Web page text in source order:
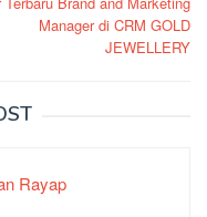
Manager di CRM GOLD
JEWELLERY
Rayap